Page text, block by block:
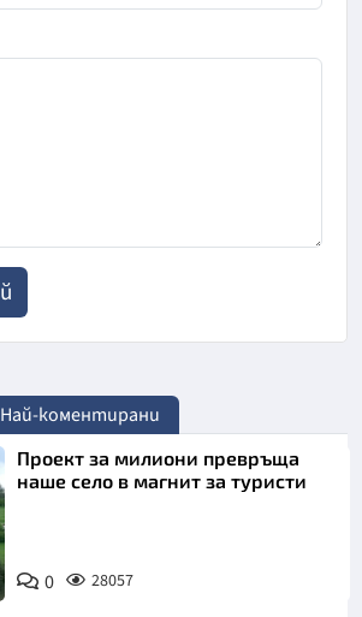
Най-коментирани
Проект за милиони превръща
наше село в магнит за туристи
0 28057